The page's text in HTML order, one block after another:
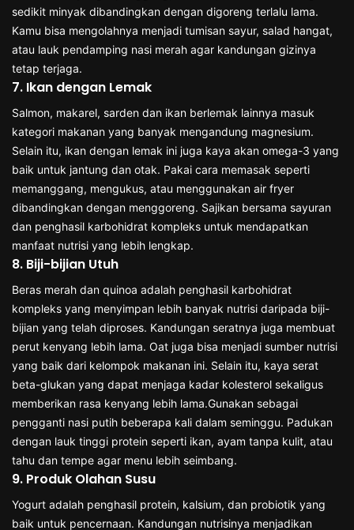
sedikit minyak dibandingkan dengan digoreng terlalu lama.
Kamu bisa mengolahnya menjadi tumisan sayur, salad hangat,
atau lauk pendamping nasi merah agar kandungan gizinya
tetap terjaga.
7. Ikan dengan Lemak
Salmon, makarel, sarden dan ikan berlemak lainnya masuk
kategori makanan yang banyak mengandung magnesium.
Selain itu, ikan dengan lemak ini juga kaya akan omega-3 yang
baik untuk jantung dan otak. Pakai cara memasak seperti
memanggang, mengukus, atau menggunakan air fryer
dibandingkan dengan menggoreng. Sajikan bersama sayuran
dan penghasil karbohidrat kompleks untuk mendapatkan
manfaat nutrisi yang lebih lengkap.
8. Biji-bijian Utuh
Beras merah dan quinoa adalah penghasil karbohidrat
kompleks yang menyimpan lebih banyak nutrisi daripada biji-
bijian yang telah diproses. Kandungan seratnya juga membuat
perut kenyang lebih lama. Oat juga bisa menjadi sumber nutrisi
yang baik dari kelompok makanan ini. Selain itu, kaya serat
beta-glukan yang dapat menjaga kadar kolesterol sekaligus
memberikan rasa kenyang lebih lama.Gunakan sebagai
pengganti nasi putih beberapa kali dalam seminggu. Padukan
dengan lauk tinggi protein seperti ikan, ayam tanpa kulit, atau
tahu dan tempe agar menu lebih seimbang.
9. Produk Olahan Susu
Yogurt adalah penghasil protein, kalsium, dan probiotik yang
baik untuk pencernaan. Kandungan nutrisinya menjadikan